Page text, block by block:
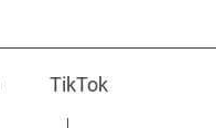
TikTok